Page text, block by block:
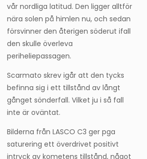
vår nordliga latitud. Den ligger alltför
nära solen på himlen nu, och sedan
försvinner den återigen söderut ifall
den skulle överleva
periheliepassagen.
Scarmato skrev igår att den tycks
befinna sig i ett tillstånd av långt
gånget sönderfall. Vilket ju i så fall
inte är oväntat.
Bilderna från LASCO C3 ger pga
saturering ett överdrivet positivt
intryck av kometens tillstånd, något